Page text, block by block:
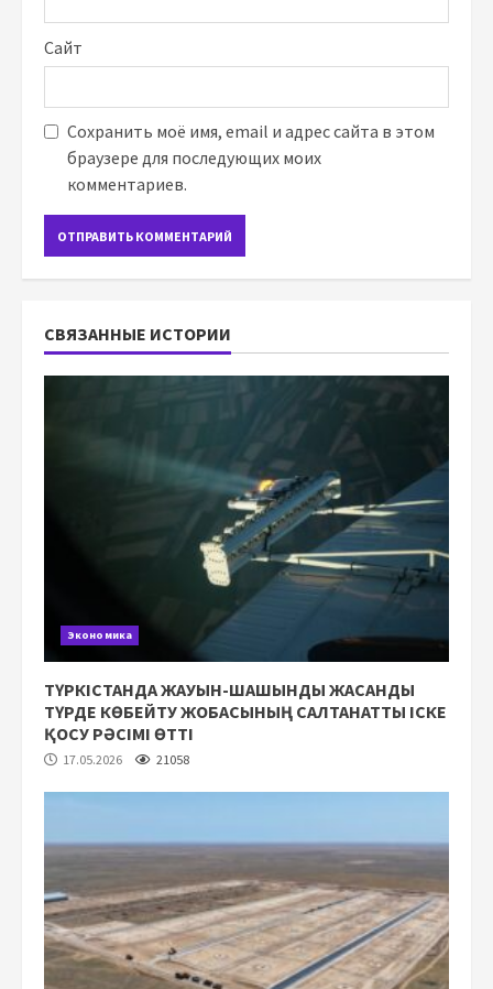
Сайт
Сохранить моё имя, email и адрес сайта в этом
браузере для последующих моих
комментариев.
СВЯЗАННЫЕ ИСТОРИИ
Экономика
ТҮРКІСТАНДА ЖАУЫН-ШАШЫНДЫ ЖАСАНДЫ
ТҮРДЕ КӨБЕЙТУ ЖОБАСЫНЫҢ САЛТАНАТТЫ ІСКЕ
ҚОСУ РӘСІМІ ӨТТІ
17.05.2026 21058